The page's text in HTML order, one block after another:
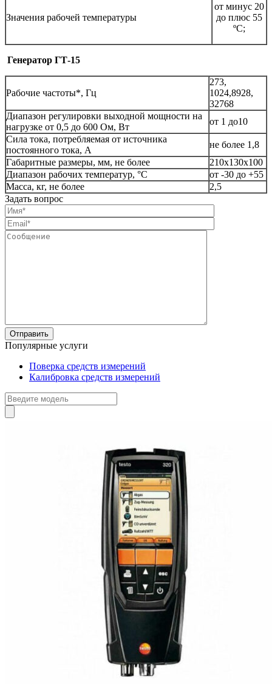
Значения рабочей температуры
от минус 20
до плюс 55
ºС;
Генератор ГТ-15
Рабочие частоты*, Гц
273,
1024,8928,
32768
Диапазон регулировки выходной мощности на
нагрузке от 0,5 до 600 Ом, Вт
от 1 до10
Сила тока, потребляемая от источника
постоянного тока, А
не более 1,8
Габаритные размеры, мм, не более
210x130x100
Диапазон рабочих температур, °С
от -30 до +55
Масса, кг, не более
2,5
Задать вопрос
Популярные услуги
Поверка средств измерений
Калибровка средств измерений